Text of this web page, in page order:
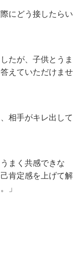
にどう接したらい
たが、子供とうま
えていただけませ
相手がキレ出して
まく共感できな
肯定感を上げて解
」